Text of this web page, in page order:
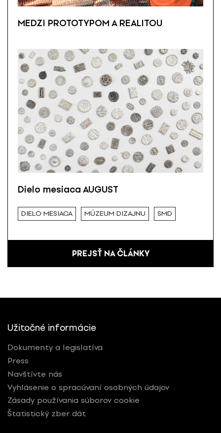
MEDZI PROTOTYPOM A REALITOU
Dielo mesiaca AUGUST
DIELO MESIACA MÚZEUM DIZAJNU SMD
PREJSŤ NA ČLÁNKY
Užitočné informácie
Dokumenty a legislatíva
Press
Navštívte nás
Vyhlásenie o spracúvaní osobných údajov
Zásady používania súborov cookie
Štatistický zber dát